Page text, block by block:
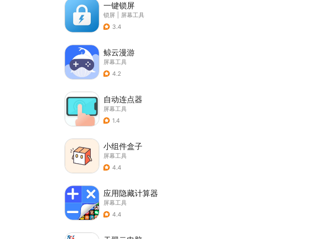
一键锁屏
锁屏
屏幕工具
3.4
鲸云漫游
屏幕工具
4.2
自动连点器
屏幕工具
1.4
小组件盒子
屏幕工具
4.4
应用隐藏计算器
屏幕工具
4.4